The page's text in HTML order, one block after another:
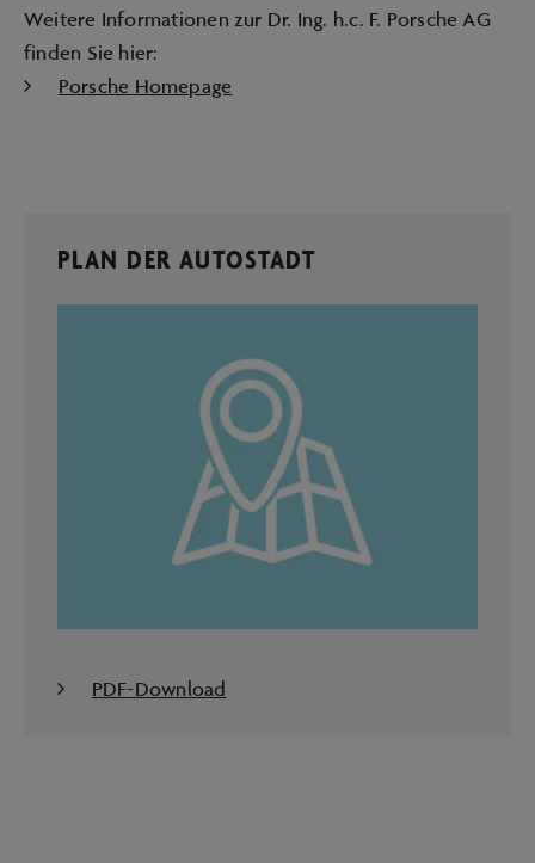
Weitere Informationen zur Dr. Ing. h.c. F. Porsche AG
finden Sie hier:
Porsche Homepage
PLAN DER AUTOSTADT
PDF-Download